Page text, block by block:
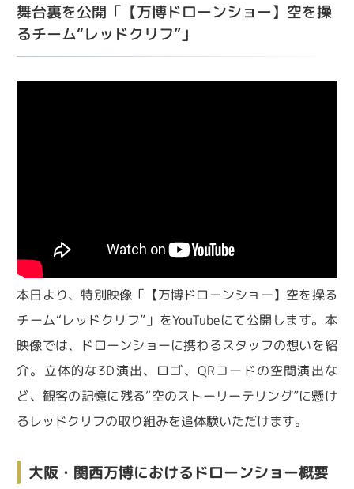
舞台裏を公開「【万博ドローンショー】空を操
るチーム“レッドクリフ”」
本日より、特別映像「【万博ドローンショー】空を操る
チーム“レッドクリフ”」をYouTubeにて公開します。本
映像では、ドローンショーに携わるスタッフの想いを紹
介。立体的な3D演出、ロゴ、QRコードの空間演出な
ど、観客の記憶に残る“空のストーリーテリング”に懸け
るレッドクリフの取り組みを追体験いただけます。
大阪・関西万博におけるドローンショー概要